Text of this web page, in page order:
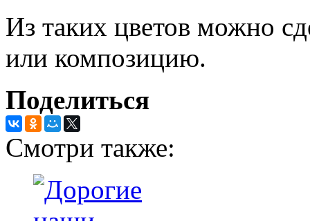
Из таких цветов можно
или композицию.
Поделиться
Смотри также: